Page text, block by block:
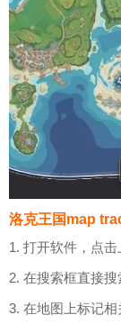
洛克王国map
1. 打开软件，点击
2. 在搜索框直接搜
3. 在地图上标记相